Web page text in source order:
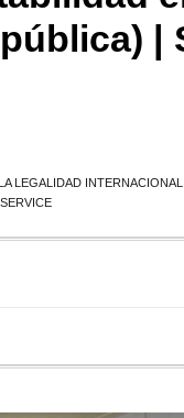
|
LEGALIDAD